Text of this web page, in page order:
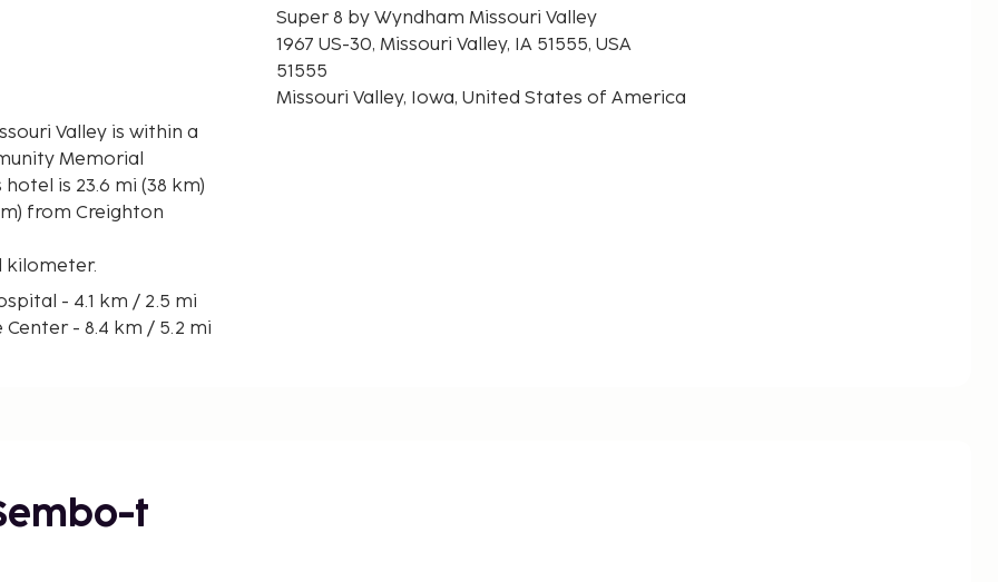
Valley is within a
Memorial
from Creighton
kilometer.
- 4.1 km / 2.5 mi
- 8.4 km / 5.2 mi
km / 21.6 mi
Super 8 by Wyndham Missouri Valley
1967 US-30, Missouri Valley, IA 51555, USA
51555
Missouri Valley, Iowa, United States of America
t